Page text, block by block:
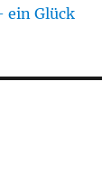
ein Glück